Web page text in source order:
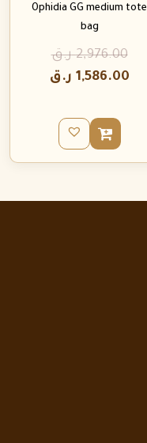
Ophidia GG medium tote
bag
2,976.00 ر.ق
1,586.00 ر.ق